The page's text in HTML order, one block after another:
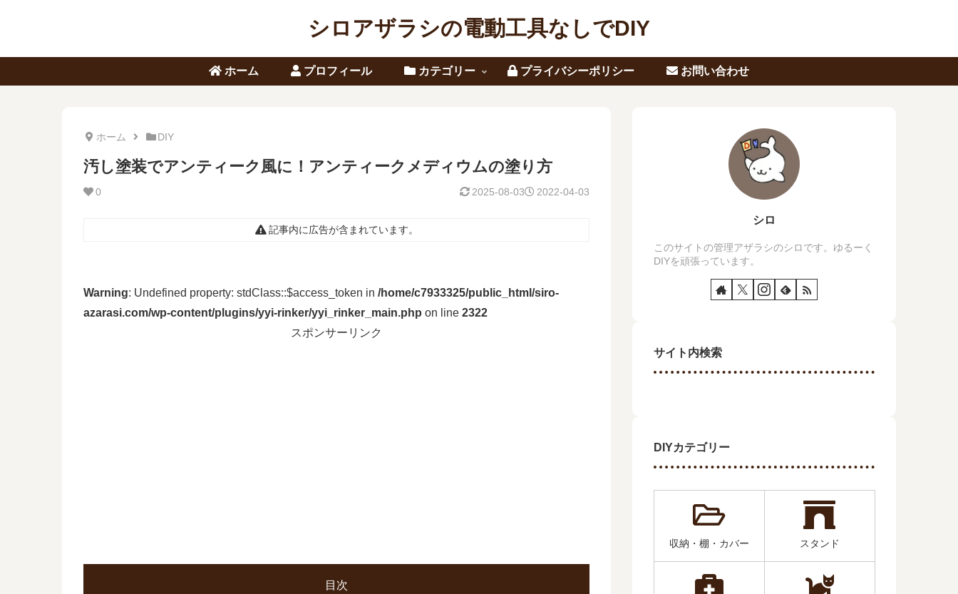
シロアザラシの電動工具なしでDIY
ホーム プロフィール カテゴリー プライバシーポリシー お問い合わせ
ホーム DIY
汚し塗装でアンティーク風に！アンティークメディウムの塗り方
0 2022-04-03
2025-08-03
記事内に広告が含まれています。
Warning: Undefined property: stdClass::$access_token in /home/c7933325/public_html/siro-
azarasi.com/wp-content/plugins/yyi-rinker/yyi_rinker_main.php on line 2322
スポンサーリンク
目次
シロ
このサイトの管理アザラシのシロです。ゆるーく
DIYを頑張っています。
サイト内検索
DIYカテゴリー
収納・棚・カバー スタンド